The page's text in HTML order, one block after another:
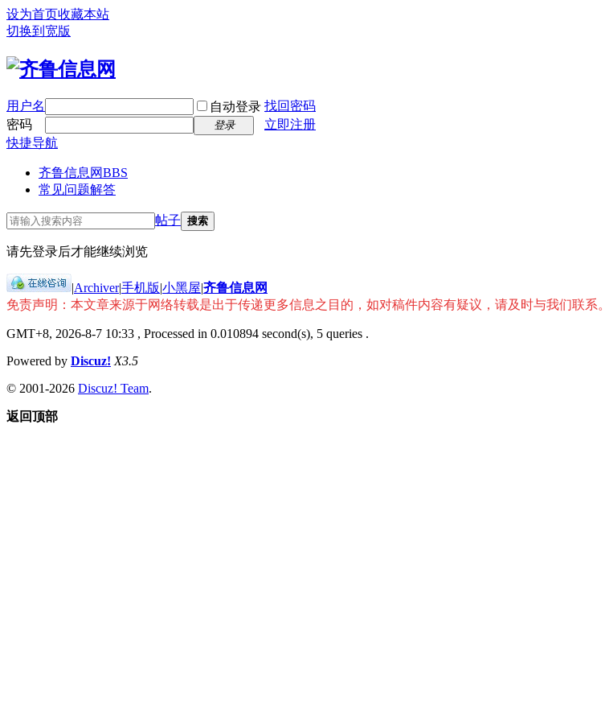
设为首页收藏本站
切换到宽版
用户名 自动登录 找回密码
密码
登录
立即注册
快捷导航
齐鲁信息网BBS
常见问题解答
帖子 搜索
请先登录后才能继续浏览
|Archiver|手机版|小黑屋|齐鲁信息网
免责声明：本文章来源于网络转载是出于传递更多信息之目的，如对稿件内容有疑议，请及时与我们联系。
GMT+8, 2026-8-7 10:33 , Processed in 0.010894 second(s), 5 queries .
Powered by Discuz! X3.5
© 2001-2026 Discuz! Team.
返回顶部